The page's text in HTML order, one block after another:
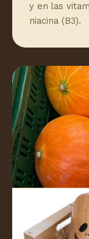
y en las
niacina (B3).